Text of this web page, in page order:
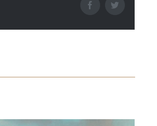
Facebook